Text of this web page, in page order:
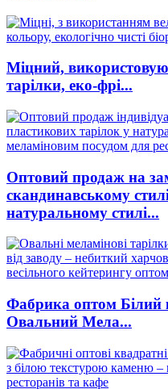
Міцний,
тарілки, еко-фрі...
Оптовий продаж на
скандинавському
натуральному стилі...
Фабрика оптом Білий
Овальний Мела...